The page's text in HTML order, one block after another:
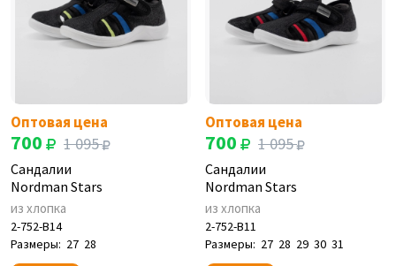
Оптовая цена
700 1 095
Сандалии
Nordman Stars
из хлопка
2-752-B14
Размеры: 27 28
Оптовая цена
700 1 095
Сандалии
Nordman Stars
из хлопка
2-752-B11
Размеры: 27 28 29 30 31